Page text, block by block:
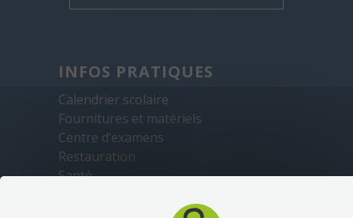
INFOS PRATIQUES
Calendrier scolaire
Fournitures et matériels
Centre d’examens
Restauration
Santé